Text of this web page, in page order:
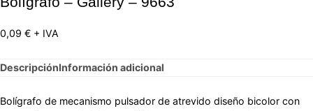
0,09 € + IVA
DescripciónInformación adicional
Bolígrafo de mecanismo pulsador de atrevido diseño bicolor con